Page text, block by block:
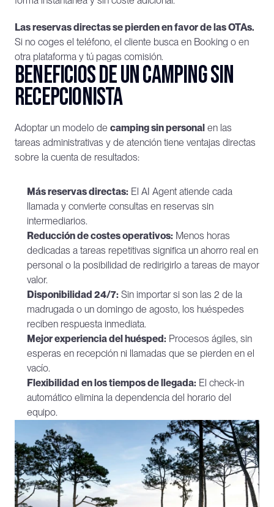
Las reservas directas se pierden en favor de las OTAs.
Si no coges el teléfono, el cliente busca en Booking o en
otra plataforma y tú pagas comisión.
Beneficios de un camping sin
recepcionista
Adoptar un modelo de camping sin personal en las
tareas administrativas y de atención tiene ventajas directas
sobre la cuenta de resultados:
Más reservas directas: El AI Agent atiende cada
llamada y convierte consultas en reservas sin
intermediarios.
Reducción de costes operativos: Menos horas
dedicadas a tareas repetitivas significa un ahorro real en
personal o la posibilidad de redirigirlo a tareas de mayor
valor.
Disponibilidad 24/7: Sin importar si son las 2 de la
madrugada o un domingo de agosto, los huéspedes
reciben respuesta inmediata.
Mejor experiencia del huésped: Procesos ágiles, sin
esperas en recepción ni llamadas que se pierden en el
vacío.
Flexibilidad en los tiempos de llegada: El check-in
automático elimina la dependencia del horario del
equipo.